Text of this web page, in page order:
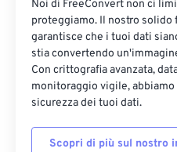
Noi di FreeConvert non ci
proteggiamo. Il nostro solido
garantisce che i tuoi dati
stia convertendo
Con crittografia avanzata,
monitoraggio vigile,
sicurezza dei tuoi dati.
Scopri di più sul nostro